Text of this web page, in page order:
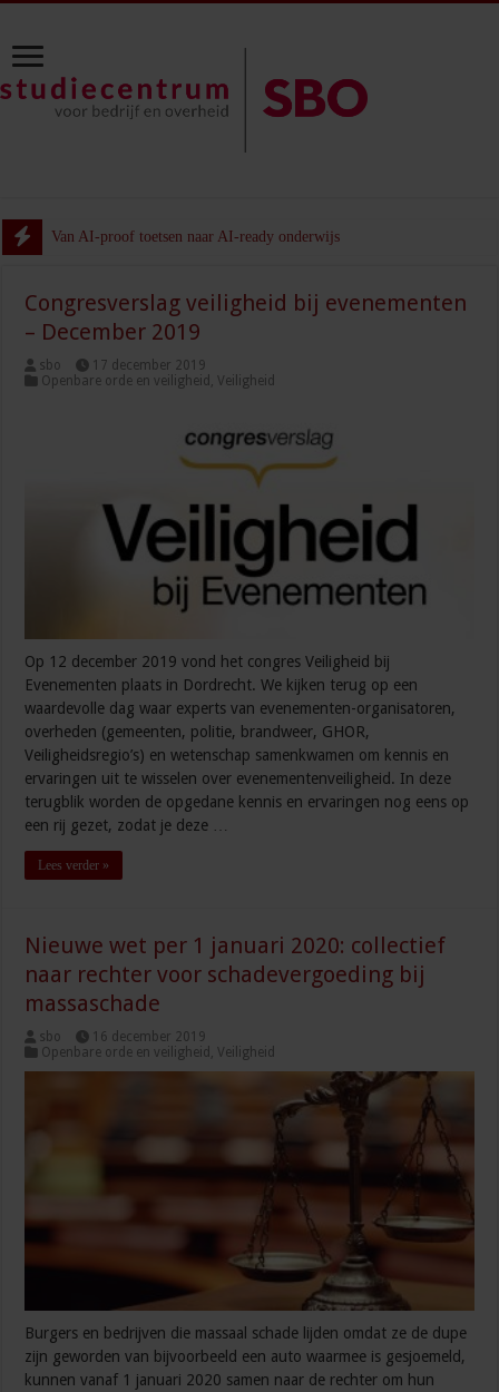
Van AI-proof toetsen naar AI-ready onderwijs
Congresverslag veiligheid bij evenementen
– December 2019
sbo
17 december 2019
Openbare orde en veiligheid ,Veiligheid
Op 12 december 2019 vond het congres Veiligheid bij
Evenementen plaats in Dordrecht. We kijken terug op een
waardevolle dag waar experts van evenementen-organisatoren,
overheden (gemeenten, politie, brandweer, GHOR,
Veiligheidsregio’s) en wetenschap samenkwamen om kennis en
ervaringen uit te wisselen over evenementenveiligheid. In deze
terugblik worden de opgedane kennis en ervaringen nog eens op
een rij gezet, zodat je deze …
Lees verder »
Nieuwe wet per 1 januari 2020: collectief
naar rechter voor schadevergoeding bij
massaschade
sbo
16 december 2019
Openbare orde en veiligheid ,Veiligheid
Burgers en bedrijven die massaal schade lijden omdat ze de dupe
zijn geworden van bijvoorbeeld een auto waarmee is gesjoemeld,
kunnen vanaf 1 januari 2020 samen naar de rechter om hun